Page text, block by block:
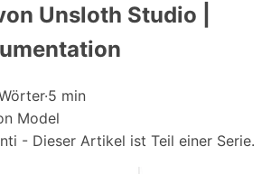
Unsloth Studio |
·5 min
Model
- Dieser Artikel ist Teil einer Serie.